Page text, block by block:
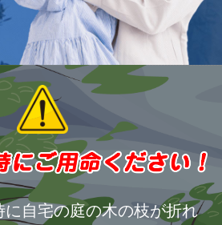
自宅の庭の木の枝が折れ